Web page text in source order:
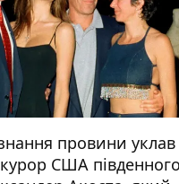
провини уклав
США